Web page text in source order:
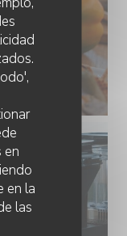
en
en la
las